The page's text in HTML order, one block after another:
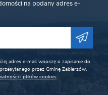
na podany adres e-
adres e-mail wnoszę o zapisanie do
przez Gminę Zabierzów.
i plików cookies